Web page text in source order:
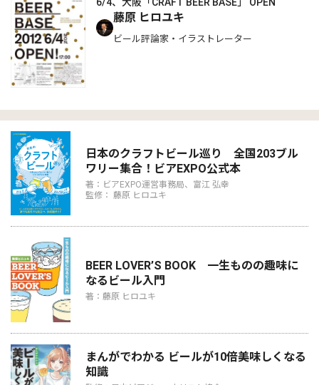
6/4、大阪「CRAFT BEER BASE」 OPEN
藤原 ヒロユキ
ビール評論家・イラストレーター
日本のクラフトビール巡り 全国203ブル
ワリー集合！ビアEXPO公式本
著：ビアEXPO運営事務局、富江 弘幸
監修： 藤原 ヒロユキ
BEER LOVER’S BOOK 一生ものの趣味に
なるビール入門
著：藤原 ヒロユキ
まんがでわかる ビールが10倍美味しくなる
知識